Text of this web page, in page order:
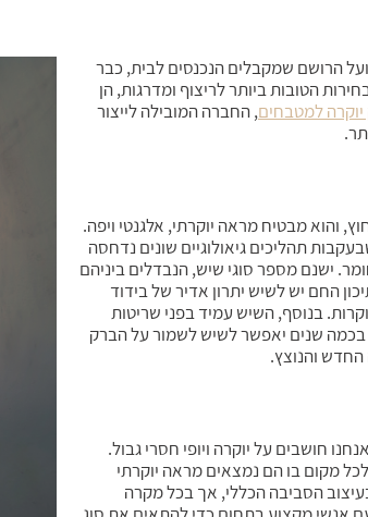
הרושם שמקבלים הנכנסים לבית, כבר
הטובות ביותר לריצוף ומדרגות, הן
יוקרה למטבחים, החברה המובילה לייצור
והוא מבטיח מראה יוקרתי, אלגנטי ויפה.
תהליכים גיאולוגיים שונים נדחסה
ישנם מספר סוגי שיש, הנבדלים ביניהם
החם יש לשיש יתרון אדיר של בידוד
בנוסף, השיש עמיד בפני שריטות
בכמה שנים יאפשר לשיש לשמור על הברק
החדש והנוצץ.
חושבים על יוקרה ויופי חסרי גבול.
מקום בו הם נמצאים מראה יוקרתי
הסביבה הכללי, אך בכל מקרה